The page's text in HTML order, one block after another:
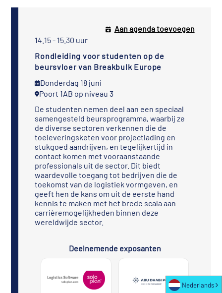
14.15 - 15.30 uur
Rondleiding voor studenten op de
beursvloer van Breakbulk Europe
Donderdag 18 juni
Poort 1AB op niveau 3
Aan agenda toevoegen
De studenten nemen deel aan een speciaal
samengesteld beursprogramma, waarbij ze
de diverse sectoren verkennen die de
toeleveringsketen voor projectlading en
stukgoed aandrijven, en tegelijkertijd in
contact komen met vooraanstaande
professionals uit de sector. Dit biedt
waardevolle toegang tot bedrijven die de
toekomst van de logistiek vormgeven, en
geeft hen de kans om uit de eerste hand
kennis te maken met het brede scala aan
carrièremogelijkheden binnen deze
wereldwijde sector.
Deelnemende exposanten
Nederlands